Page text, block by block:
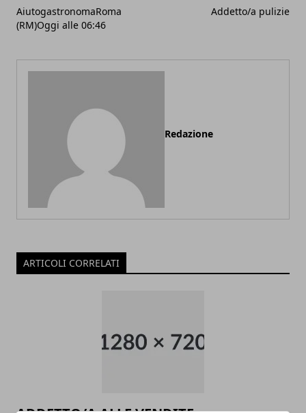
AiutogastronomaRoma
(RM)Oggi alle 06:46
Addetto/a pulizie
Redazione
ARTICOLI CORRELATI